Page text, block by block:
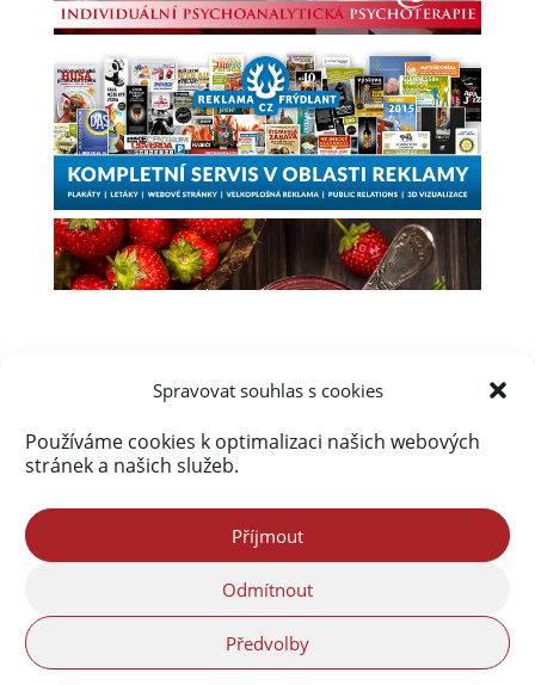
Spravovat souhlas s cookies
Používáme cookies k optimalizaci našich webových
stránek a našich služeb.
Příjmout
Odmítnout
Předvolby
Úvod Obsah webu
Aktuálně
Portál Freedlantsko.eu provozuje společnost
Freedlantsko.group s.r.o. Webdesign© Reklama